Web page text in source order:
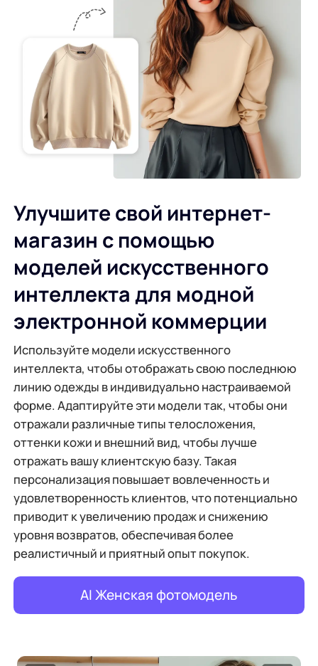
Улучшите свой интернет-
магазин с помощью
моделей искусственного
интеллекта для модной
электронной коммерции
Используйте модели искусственного
интеллекта, чтобы отображать свою последнюю
линию одежды в индивидуально настраиваемой
форме. Адаптируйте эти модели так, чтобы они
отражали различные типы телосложения,
оттенки кожи и внешний вид, чтобы лучше
отражать вашу клиентскую базу. Такая
персонализация повышает вовлеченность и
удовлетворенность клиентов, что потенциально
приводит к увеличению продаж и снижению
уровня возвратов, обеспечивая более
реалистичный и приятный опыт покупок.
AI Женская фотомодель